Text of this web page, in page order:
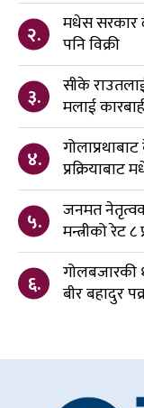
२.
मधेस सरकार
पनि विक्री
३.
सीके
मलाई
४.
५.
जनमत
मन्त्रीको रेट
६.
गोलबजारकी
बीर बहादुर